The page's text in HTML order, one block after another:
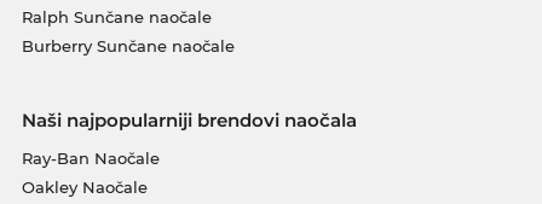
Ralph Sunčane naočale
Burberry Sunčane naočale
Naši najpopularniji brendovi naočala
Ray-Ban Naočale
Oakley Naočale